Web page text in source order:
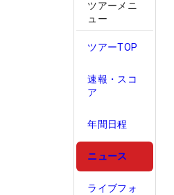
ツアーメニ
ュー
ツアーTOP
速報・スコ
ア
年間日程
ニュース
ライブフォ